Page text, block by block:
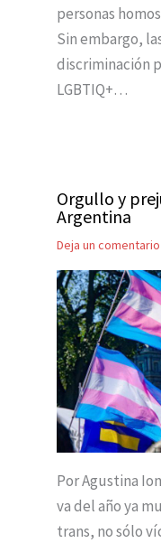
personas
Sin embargo,
discriminación
LGBTIQ+…
Orgullo y
Argentina
Deja un comentario
Por Agustina
va del año ya
trans, no sólo